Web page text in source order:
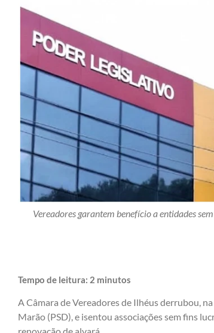
Vereadores garantem benefício a entidades
Tempo de leitura: 2 minutos
A Câmara de Vereadores de Ilhéus derrubou,
Marão (PSD), e isentou associações sem fins
renovação de alvará.